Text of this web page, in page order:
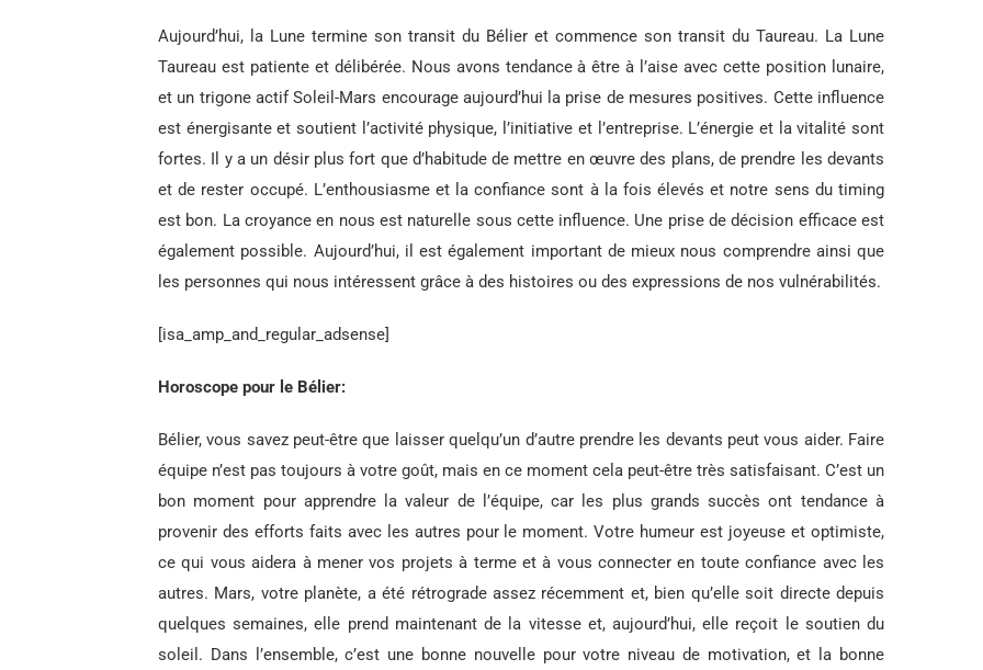
Aujourd’hui, la Lune termine son transit du Bélier et commence son transit du Taureau. La Lune
Taureau est patiente et délibérée. Nous avons tendance à être à l’aise avec cette position lunaire,
et un trigone actif Soleil-Mars encourage aujourd’hui la prise de mesures positives. Cette influence
est énergisante et soutient l’activité physique, l’initiative et l’entreprise. L’énergie et la vitalité sont
fortes. Il y a un désir plus fort que d’habitude de mettre en œuvre des plans, de prendre les devants
et de rester occupé. L’enthousiasme et la confiance sont à la fois élevés et notre sens du timing
est bon. La croyance en nous est naturelle sous cette influence. Une prise de décision efficace est
également possible. Aujourd’hui, il est également important de mieux nous comprendre ainsi que
les personnes qui nous intéressent grâce à des histoires ou des expressions de nos vulnérabilités.
[isa_amp_and_regular_adsense]
Horoscope pour le Bélier:
Bélier, vous savez peut-être que laisser quelqu’un d’autre prendre les devants peut vous aider. Faire
équipe n’est pas toujours à votre goût, mais en ce moment cela peut-être très satisfaisant. C’est un
bon moment pour apprendre la valeur de l’équipe, car les plus grands succès ont tendance à
provenir des efforts faits avec les autres pour le moment. Votre humeur est joyeuse et optimiste,
ce qui vous aidera à mener vos projets à terme et à vous connecter en toute confiance avec les
autres. Mars, votre planète, a été rétrograde assez récemment et, bien qu’elle soit directe depuis
quelques semaines, elle prend maintenant de la vitesse et, aujourd’hui, elle reçoit le soutien du
soleil. Dans l’ensemble, c’est une bonne nouvelle pour votre niveau de motivation, et la bonne